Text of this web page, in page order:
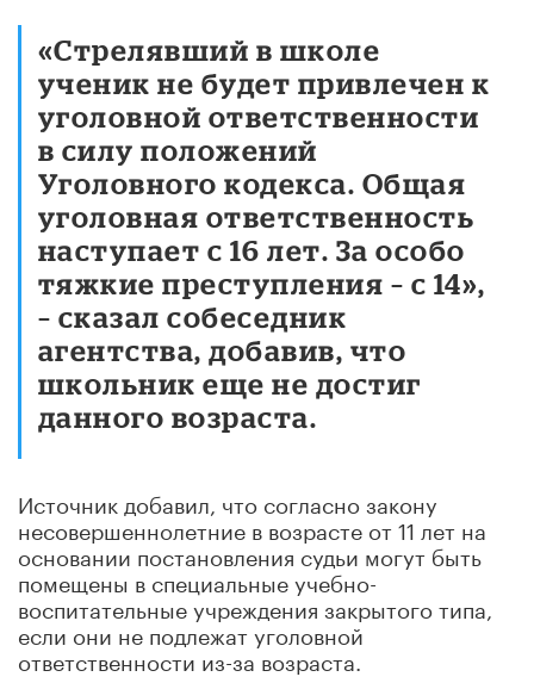
«Стрелявший в школе
ученик не будет привлечен к
уголовной ответственности
в силу положений
Уголовного кодекса. Общая
уголовная ответственность
наступает с 16 лет. За особо
тяжкие преступления – с 14»,
– сказал собеседник
агентства, добавив, что
школьник еще не достиг
данного возраста.
Источник добавил, что согласно закону
несовершеннолетние в возрасте от 11 лет на
основании постановления судьи могут быть
помещены в специальные учебно-
воспитательные учреждения закрытого типа,
если они не подлежат уголовной
ответственности из-за возраста.